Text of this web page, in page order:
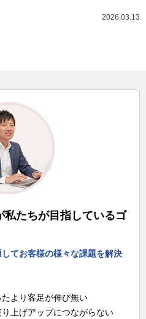
2026.03.13
私たちが目指しているゴ
てお客様の様々な課題を解決
より客足が伸び無い
上げアップにつながらない